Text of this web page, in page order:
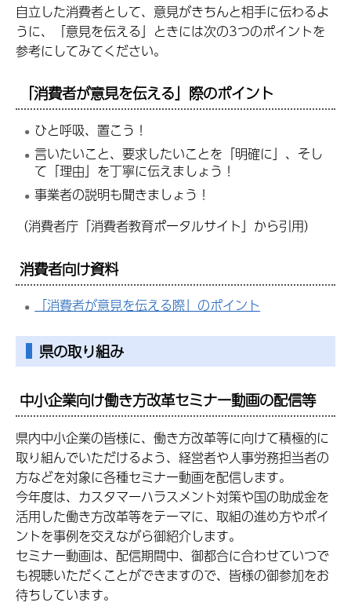
自立した消費者として、意見がきちんと相手に伝わるよ
うに、「意見を伝える」ときには次の3つのポイントを
参考にしてみてください。
「消費者が意見を伝える」際のポイント
ひと呼吸、置こう！
言いたいこと、要求したいことを「明確に」、そし
て「理由」を丁寧に伝えましょう！
事業者の説明も聞きましょう！
（消費者庁「消費者教育ポータルサイト」から引用）
消費者向け資料
「消費者が意見を伝える際」のポイント
県の取り組み
中小企業向け働き方改革セミナー動画の配信等
県内中小企業の皆様に、働き方改革等に向けて積極的に
取り組んでいただけるよう、経営者や人事労務担当者の
方などを対象に各種セミナー動画を配信します。
今年度は、カスタマーハラスメント対策や国の助成金を
活用した働き方改革等をテーマに、取組の進め方やポイ
ントを事例を交えながら御紹介します。
セミナー動画は、配信期間中、御都合に合わせていつで
も視聴いただくことができますので、皆様の御参加をお
待ちしています。